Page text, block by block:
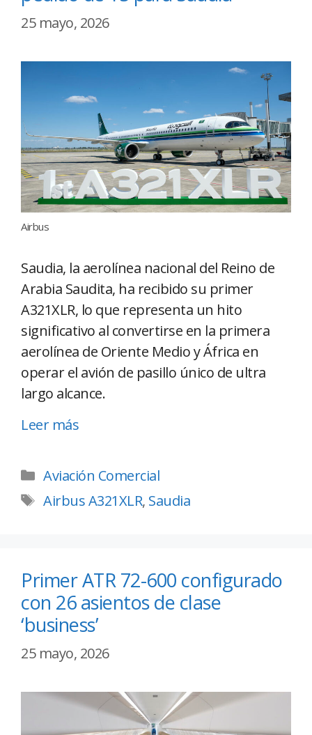
25 mayo, 2026
Airbus
Saudia, la aerolínea nacional del Reino de
Arabia Saudita, ha recibido su primer
A321XLR, lo que representa un hito
significativo al convertirse en la primera
aerolínea de Oriente Medio y África en
operar el avión de pasillo único de ultra
largo alcance.
Leer más
Aviación Comercial
Airbus A321XLR, Saudia
Primer ATR 72-600 configurado
con 26 asientos de clase
‘business’
25 mayo, 2026